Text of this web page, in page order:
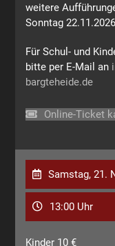
weitere
Sonntag
Für Schul- und
bitte per E-Mail an
bargteheide.de
Online-Ticket
Samstag, 21.
13:00 Uhr
Kinder 10 €